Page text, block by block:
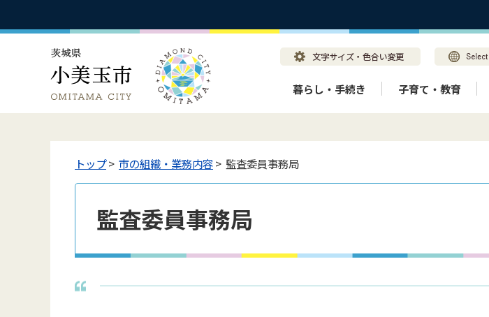
暮らし・手続き 子育て・教育
トップ> 市の組織・業務内容> 監査委員事務局
監査委員事務局